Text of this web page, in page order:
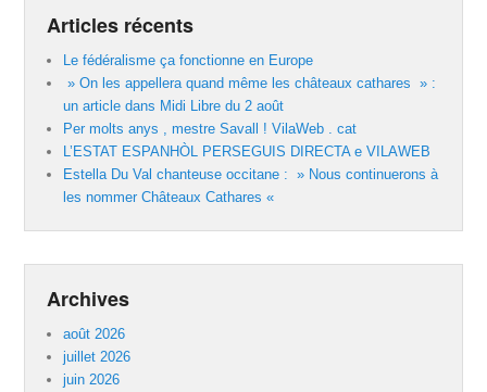
Articles récents
Le fédéralisme ça fonctionne en Europe
» On les appellera quand même les châteaux cathares » :
un article dans Midi Libre du 2 août
Per molts anys , mestre Savall ! VilaWeb . cat
L’ESTAT ESPANHÒL PERSEGUIS DIRECTA e VILAWEB
Estella Du Val chanteuse occitane : » Nous continuerons à
les nommer Châteaux Cathares «
Archives
août 2026
juillet 2026
juin 2026